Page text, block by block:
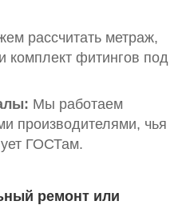
рассчитать метраж,
комплект фитингов под
Мы работаем
производителями, чья
ГОСТам.
ремонт или